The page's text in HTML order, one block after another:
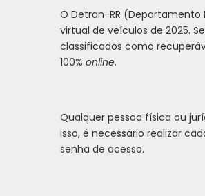
O Detran-RR (Departamento
virtual de veículos de 2025.
classificados como
100% online.
Qualquer pessoa física ou
isso, é necessário realizar
senha de acesso.